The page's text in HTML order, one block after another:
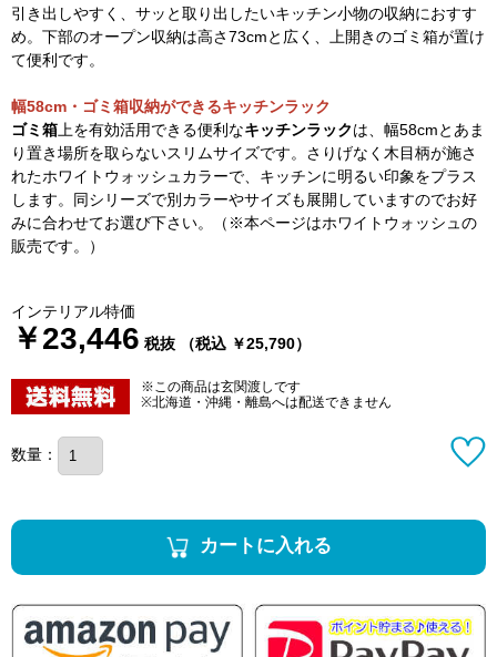
引き出しやすく、サッと取り出したいキッチン小物の収納におすす
め。下部のオープン収納は高さ73cmと広く、上開きのゴミ箱が置け
て便利です。
幅58cm・ゴミ箱収納ができるキッチンラック
ゴミ箱 上を有効活用できる便利なキッチンラックは、幅58cmとあま
り置き場所を取らないスリムサイズです。さりげなく木目柄が施さ
れたホワイトウォッシュカラーで、キッチンに明るい印象をプラス
します。同シリーズで別カラーやサイズも展開していますのでお好
みに合わせてお選び下さい。（※本ページはホワイトウォッシュの
販売です。）
インテリアル特価
￥23,446 税抜 （税込 ￥25,790）
※この商品は玄関渡しです
※北海道・沖縄・離島へは配送できません
数量：
カートに入れる